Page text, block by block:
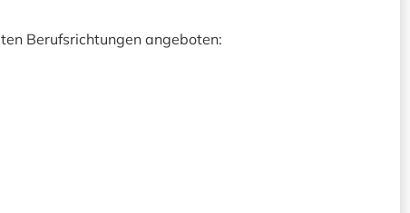
Berufsrichtungen angeboten: